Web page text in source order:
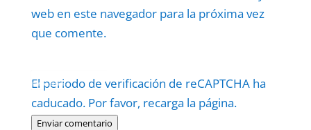
web en este navegador para la próxima vez
que comente.
El periodo de verificación de reCAPTCHA ha
caducado. Por favor, recarga la página.
Enviar comentario
Politica–Términos.